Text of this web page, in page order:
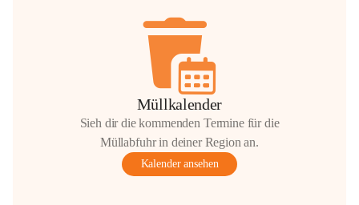
Müllkalender
Sieh dir die kommenden Termine für die
Müllabfuhr in deiner Region an.
Kalender ansehen